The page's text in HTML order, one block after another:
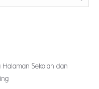
Halaman Sekolah dan